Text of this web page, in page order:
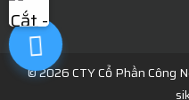
© 2026 CTY Cổ Phần Công
0909052838